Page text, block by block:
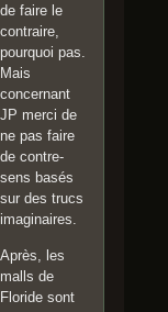
de faire le
contraire,
pourquoi pas.
Mais
concernant
JP merci de
ne pas faire
de contre-
sens basés
sur des trucs
imaginaires.
Après, les
malls de
Floride sont